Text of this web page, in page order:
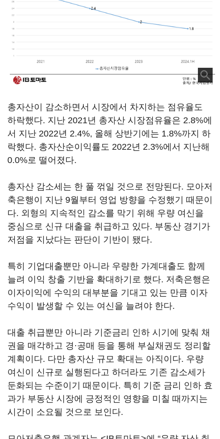
총자산이 감소하면서 시장에서 차지하는 점유율도
하락했다. 지난 2021년 총자산 시장점유율은 2.8%에
서 지난 2022년 2.4%, 올해 상반기에는 1.8%까지 하
락했다. 총자산순이익률도 2022년 2.3%에서 지난해
0.0%로 떨어졌다.
총자산 감소세는 한 풀 꺾일 것으로 전망된다. 모아저
축은행이 지난 9월부터 영업 방향을 수정했기 때문이
다. 외형의 지속적인 감소를 막기 위해 우량 여신을
중심으로 신규 대출을 취급하고 있다. 부동산 경기가
저점을 지났다는 판단이 기반이 됐다.
특히 기업대출뿐만 아니라 우량한 가계대출도 함께
늘려 이익 창출 기반을 확대하기로 했다. 저축은행은
이자이익에 수익의 대부분을 기대고 있는 만큼 이자
수익이 발생할 수 있는 여신을 늘려야 한다.
대출 취급뿐만 아니라 기준금리 인하 시기에 맞춰 채
권을 매각하고 경·공매 등을 통해 부실채권도 정리할
계획이다. 다만 총자산 규모 확대는 아직이다. 우량
여신이 신규로 실행된다고 하더라도 기존 감소세가
둔화되는 수준이기 때문이다. 특히 기준 금리 인하 효
과가 부동산 시장에 긍정적인 영향을 미칠 때까지는
시간이 소요될 것으로 보인다.